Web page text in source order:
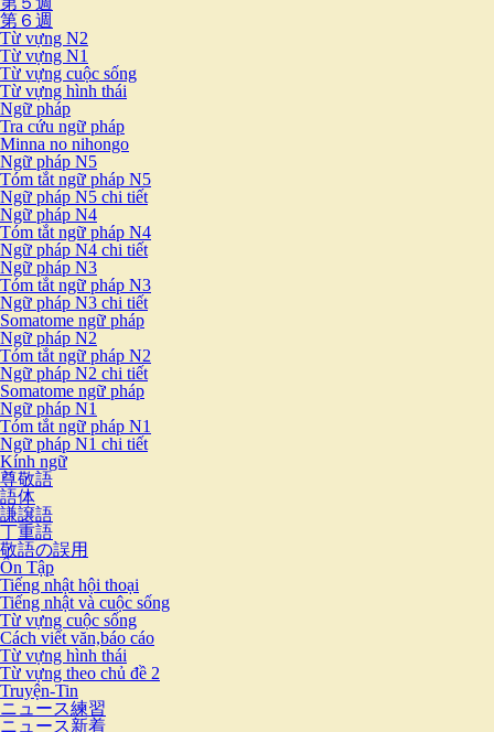
第６週
Từ vựng N2
Từ vựng N1
Từ vựng cuộc sống
Từ vựng hình thái
Ngữ pháp
Tra cứu ngữ pháp
Minna no nihongo
Ngữ pháp N5
Tóm tắt ngữ pháp N5
Ngữ pháp N5 chi tiết
Ngữ pháp N4
Tóm tắt ngữ pháp N4
Ngữ pháp N4 chi tiết
Ngữ pháp N3
Tóm tắt ngữ pháp N3
Ngữ pháp N3 chi tiết
Somatome ngữ pháp
Ngữ pháp N2
Tóm tắt ngữ pháp N2
Ngữ pháp N2 chi tiết
Somatome ngữ pháp
Ngữ pháp N1
Tóm tắt ngữ pháp N1
Ngữ pháp N1 chi tiết
Kính ngữ
尊敬語
語体
謙譲語
丁重語
敬語の誤用
Ôn Tập
Tiếng nhật hội thoại
Tiếng nhật và cuộc sống
Từ vựng cuộc sống
Cách viết văn,báo cáo
Từ vựng hình thái
Từ vựng theo chủ đề 2
Truyện-Tin
ニュース練習
ニュース新着